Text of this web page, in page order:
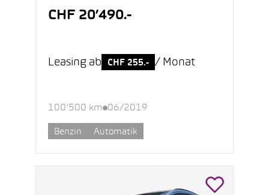
CHF 20’490.-
Leasing ab CHF 255.- / Monat
100’500 km 06/2019
Benzin Automatik